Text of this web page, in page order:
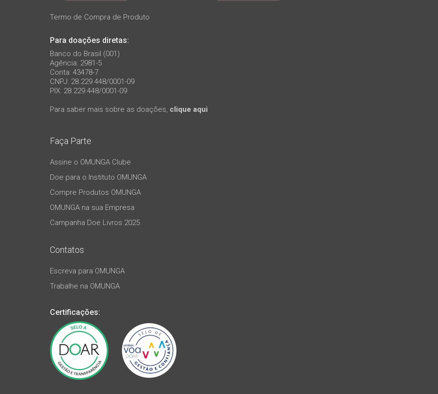
Termo de Compra de Produto
Para doações diretas:
Banco do Brasil (001)
Agência: 2981-5
Conta: 43478-7
CNPJ: 28.229.448/0001-09
PIX: 28.229.448/0001-09
Para saber mais sobre as doações, clique aqui
Faça Parte
Assine o OMUNGA Clube
Doe para o Instituto OMUNGA
Compre Produtos OMUNGA
OMUNGA na sua Empresa
Campanha Doe Livros 2025
Contatos
Escreva para OMUNGA
Trabalhe na OMUNGA
Certificações: